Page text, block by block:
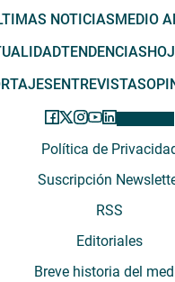
NOTICIAS MEDIO
TENDENCIAS
ENTREVISTAS
Política de
Suscripción
RSS
Editoriales
Breve historia del